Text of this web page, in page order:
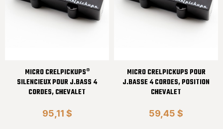
MICRO CRELPICKUPS®
SILENCIEUX POUR J.BASS 4
CORDES, CHEVALET
95,11 $
MICRO CRELPICKUPS POUR
J.BASSE 4 CORDES, POSITION
CHEVALET
59,45 $